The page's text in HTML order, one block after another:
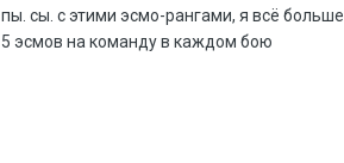
пы. сы. с этими эсмо-рангами, я всё
5 эсмов на команду в каждом бою